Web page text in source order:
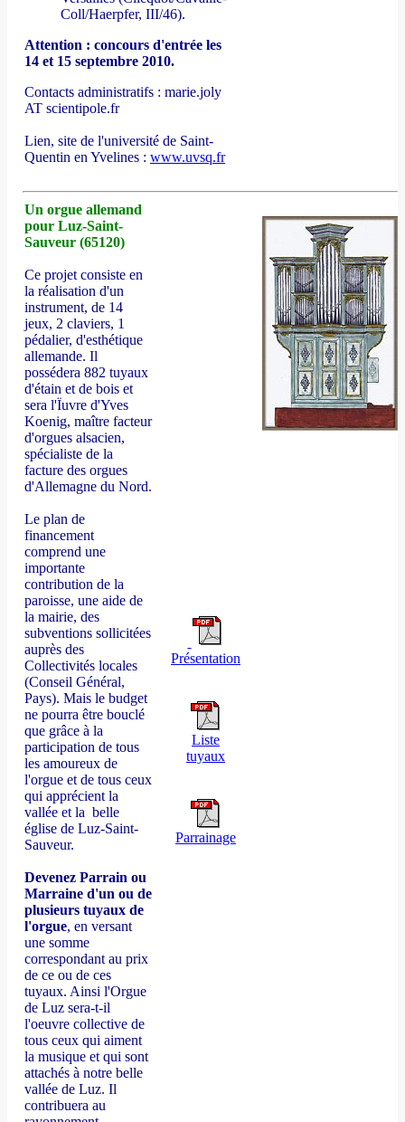
Coll/Haerpfer, III/46).
Attention : concours d'entrée les
14 et 15 septembre 2010.
Contacts administratifs : marie.joly
AT scientipole.fr
Lien, site de l'université de Saint-
Quentin en Yvelines : www.uvsq.fr
Un orgue allemand
pour Luz-Saint-
Sauveur (65120)
Ce projet consiste en
la réalisation d'un
instrument, de 14
jeux, 2 claviers, 1
pédalier, d'esthétique
allemande. Il
possédera 882 tuyaux
d'étain et de bois et
sera l'Ïuvre d'Yves
Koenig, maître facteur
d'orgues alsacien,
spécialiste de la
facture des orgues
d'Allemagne du Nord.
Le plan de
financement
comprend une
importante
contribution de la
paroisse, une aide de
la mairie, des
subventions sollicitées
auprès des
Collectivités locales
(Conseil Général,
Pays). Mais le budget
ne pourra être bouclé
que grâce à la
participation de tous
les amoureux de
l'orgue et de tous ceux
qui apprécient la
vallée et la belle
église de Luz-Saint-
Sauveur.
Devenez Parrain ou
Marraine d'un ou de
plusieurs tuyaux de
l'orgue, en versant
une somme
correspondant au prix
de ce ou de ces
tuyaux. Ainsi l'Orgue
de Luz sera-t-il
l'oeuvre collective de
tous ceux qui aiment
la musique et qui sont
attachés à notre belle
vallée de Luz. Il
contribuera au
Présentation
Liste
tuyaux
Parrainage